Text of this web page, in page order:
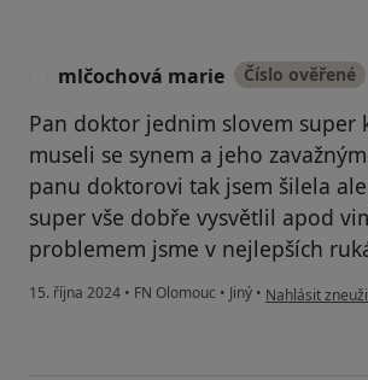
mlčochová marie Číslo ověřené
Pan doktor jednim slovem super
museli se synem a jeho
panu doktorovi tak jsem šilela
super vše dobře vysvětlil apod
problemem jsme v nejlepších
15. října 2024 • FN Olomouc • Jiný • podle názoru
Nahlásit